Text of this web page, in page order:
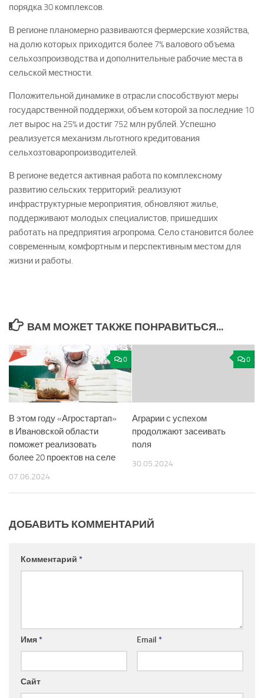
порядка 30 комплексов.
В регионе планомерно развиваются фермерские хозяйства,
на долю которых приходится более 7% валового объема
сельхозпроизводства и дополнительные рабочие места в
сельской местности.
Положительной динамике в отрасли способствуют меры
государственной поддержки, объем которой за последние 10
лет вырос на 25% и достиг 752 млн рублей. Успешно
реализуется механизм льготного кредитования
сельхозтоваропроизводителей.
В регионе ведется активная работа по комплексному
развитию сельских территорий: реализуют
инфраструктурные мероприятия, обновляют жилье,
поддерживают молодых специалистов, пришедших
работать на предприятия агропрома. Село становится более
современным, комфортным и перспективным местом для
жизни и работы.
ВАМ МОЖЕТ ТАКЖЕ ПОНРАВИТЬСЯ...
0
В этом году «Агростартап»
в Ивановской области
поможет реализовать
более 20 проектов на селе
07.06.2024
0
Аграрии с успехом
продолжают засеивать
поля
30.05.2024
ДОБАВИТЬ КОММЕНТАРИЙ
Комментарий *
Имя* Email *
Сайт